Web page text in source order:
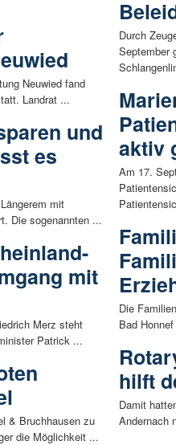
Neuwied fand
Landrat ...
und
es
mit
Die sogenannten ...
mit
Merz steht
Patrick ...
& Bruchhausen zu
die Möglichkeit ...
Durch
September
aktiv
Am 17.
Die
Bad
hilft
Damit
Andernach